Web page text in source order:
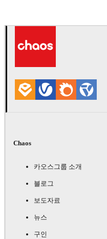
Chaos
카오스그룹 소개
블로그
보도자료
뉴스
구인